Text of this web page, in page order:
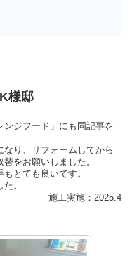
様邸
ジフード」にも同記事を
なり、リフォームしてから
をお願いしました。
とても良いです。
。
施工実施：2025.4